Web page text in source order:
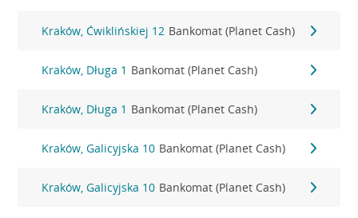
Kraków, Ćwiklińskiej 12 Bankomat (Planet Cash)
Kraków, Długa 1 Bankomat (Planet Cash)
Kraków, Długa 1 Bankomat (Planet Cash)
Kraków, Galicyjska 10 Bankomat (Planet Cash)
Kraków, Galicyjska 10 Bankomat (Planet Cash)